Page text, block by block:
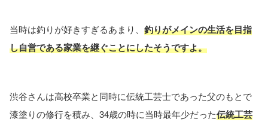
当時は釣りが好きすぎるあまり、 釣りがメインの生活を目指
し自営である家業を継ぐことにしたそうですよ。
渋谷さんは高校卒業と同時に伝統工芸士であった父のもとで
漆塗りの修行を積み、34歳の時に当時最年少だった伝統工芸